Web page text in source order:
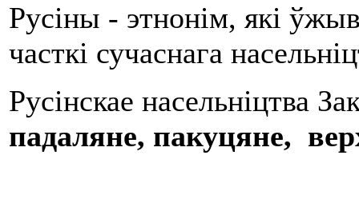
Русіны - этнонім, які
часткі сучаснага
Русінскае насельніцтва
падаляне, пакуцяне,